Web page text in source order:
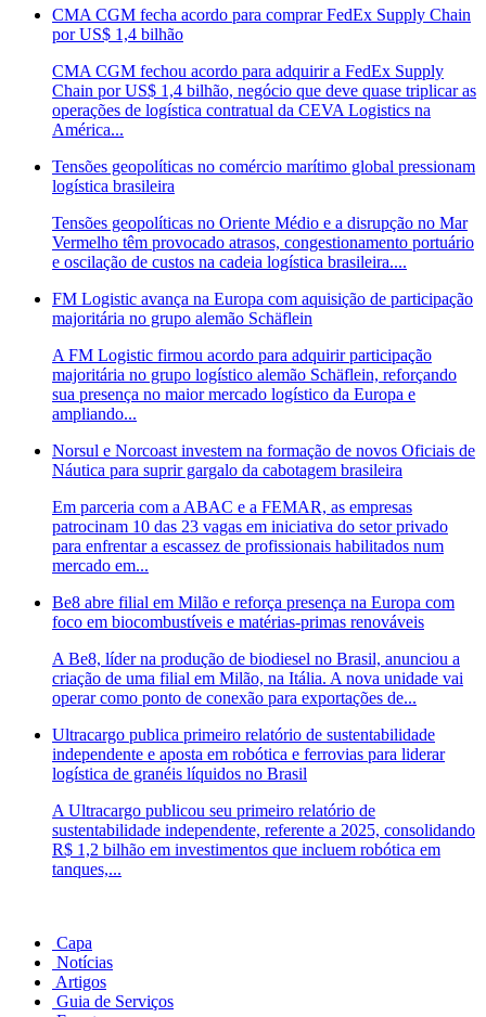
CMA CGM fecha acordo para comprar FedEx Supply Chain
por US$ 1,4 bilhão
CMA CGM fechou acordo para adquirir a FedEx Supply
Chain por US$ 1,4 bilhão, negócio que deve quase triplicar as
operações de logística contratual da CEVA Logistics na
América...
Tensões geopolíticas no comércio marítimo global pressionam
logística brasileira
Tensões geopolíticas no Oriente Médio e a disrupção no Mar
Vermelho têm provocado atrasos, congestionamento portuário
e oscilação de custos na cadeia logística brasileira....
FM Logistic avança na Europa com aquisição de participação
majoritária no grupo alemão Schäflein
A FM Logistic firmou acordo para adquirir participação
majoritária no grupo logístico alemão Schäflein, reforçando
sua presença no maior mercado logístico da Europa e
ampliando...
Norsul e Norcoast investem na formação de novos Oficiais de
Náutica para suprir gargalo da cabotagem brasileira
Em parceria com a ABAC e a FEMAR, as empresas
patrocinam 10 das 23 vagas em iniciativa do setor privado
para enfrentar a escassez de profissionais habilitados num
mercado em...
Be8 abre filial em Milão e reforça presença na Europa com
foco em biocombustíveis e matérias-primas renováveis
A Be8, líder na produção de biodiesel no Brasil, anunciou a
criação de uma filial em Milão, na Itália. A nova unidade vai
operar como ponto de conexão para exportações de...
Ultracargo publica primeiro relatório de sustentabilidade
independente e aposta em robótica e ferrovias para liderar
logística de granéis líquidos no Brasil
A Ultracargo publicou seu primeiro relatório de
sustentabilidade independente, referente a 2025, consolidando
R$ 1,2 bilhão em investimentos que incluem robótica em
tanques,...
Capa
Notícias
Artigos
Guia de Serviços